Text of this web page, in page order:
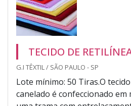
TECIDO DE
G.I TÊXTIL / SÃO PAULO - SP
Lote mínimo: 50 Tiras.O
canelado é confeccionado em